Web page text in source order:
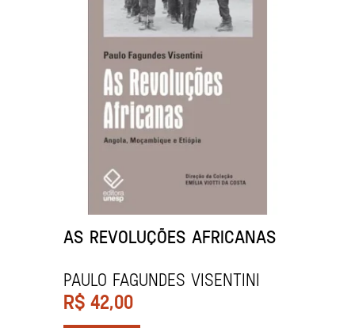
AS REVOLUÇÕES AFRICANAS
Paulo Fagundes Visentini
R$ 42,00